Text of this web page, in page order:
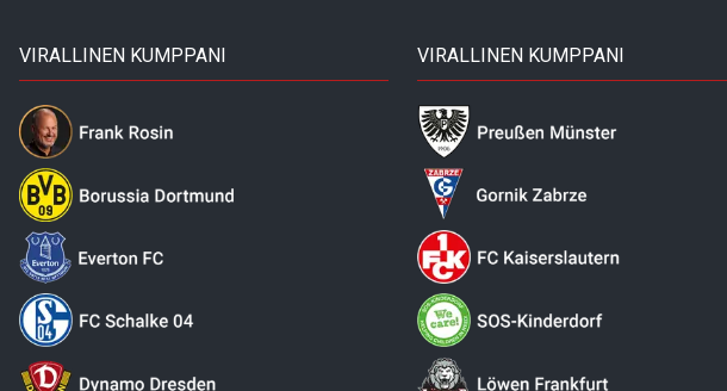
VIRALLINEN KUMPPANI VIRALLINEN KUMPPANI